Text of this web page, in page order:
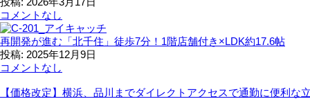
コメントなし
再開発が進む「北千住」徒歩7分！1階店舗付き×LDK約17.6帖
投稿: 2025年12月9日
コメントなし
【価格改定】横浜、品川までダイレクトアクセスで通勤に便利な